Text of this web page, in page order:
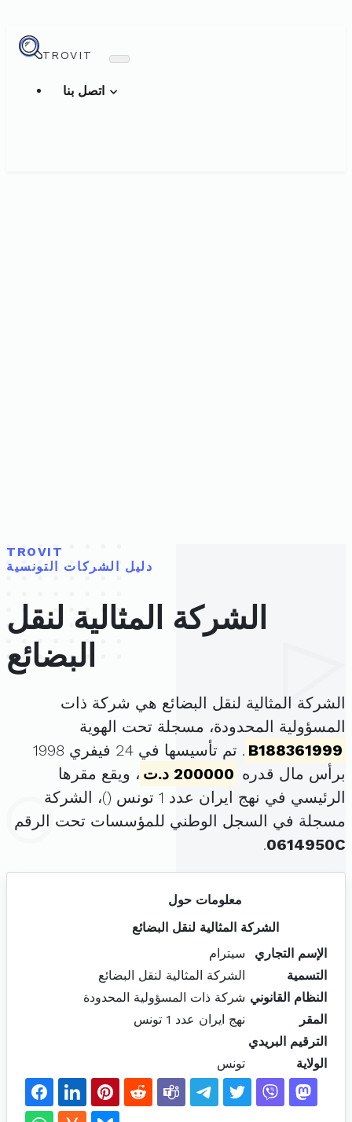
TROVIT
TROVIT
دليل الشركات التونسية
الشركة المثالية لنقل
البضائع
الشركة المثالية لنقل البضائع هي شركة ذات
المسؤولية المحدودة، مسجلة تحت الهوية
B188361999
. تم تأسيسها في 24 فيفري 1998
برأس مال قدره 200000 د.ت
، ويقع مقرها
الرئيسي في نهج ايران عدد 1 تونس (
)، الشركة
مسجلة في السجل الوطني للمؤسسات تحت الرقم
0614950C
.
معلومات حول
الشركة المثالية لنقل البضائع
الإسم التجاري
سيترام
التسمية
الشركة المثالية لنقل البضائع
النظام القانوني شركة ذات المسؤولية المحدودة
المقر
نهج ايران عدد 1 تونس
الترقيم البريدي
الولاية
تونس